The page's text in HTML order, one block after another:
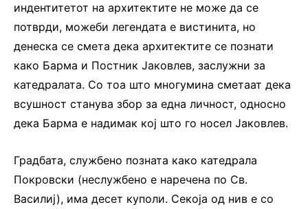
индентитетот на архитектите не може да се
потврди, можеби легендата е вистинита, но
денеска се смета дека архитектите се познати
како Барма и Постник Јаковлев, заслужни за
катедралата. Со тоа што многумина сметаат дека
всушност станува збор за една личност, односно
дека Барма е надимак кој што го носел Јаковлев.
Градбата, службено позната како катедрала
Покровски (неслужбено е наречена по Св.
Василиј), има десет куполи. Секоја од нив е со